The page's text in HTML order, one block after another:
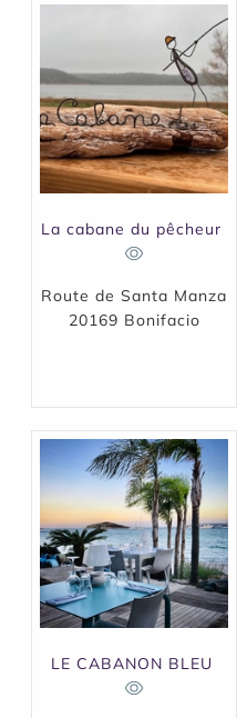
La cabane du pêcheur
Route de Santa Manza
20169 Bonifacio
LE CABANON BLEU